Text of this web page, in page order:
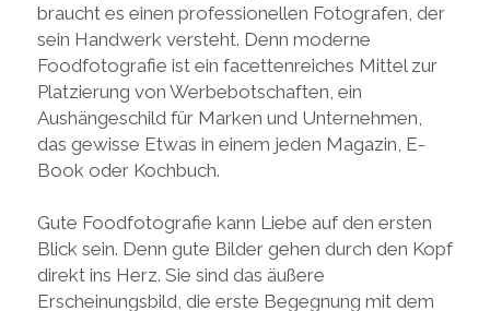
braucht es einen professionellen Fotografen, der
sein Handwerk versteht. Denn moderne
Foodfotografie ist ein facettenreiches Mittel zur
Platzierung von Werbebotschaften, ein
Aushängeschild für Marken und Unternehmen,
das gewisse Etwas in einem jeden Magazin, E-
Book oder Kochbuch.
Gute Foodfotografie kann Liebe auf den ersten
Blick sein. Denn gute Bilder gehen durch den Kopf
direkt ins Herz. Sie sind das äußere
Erscheinungsbild, die erste Begegnung mit dem